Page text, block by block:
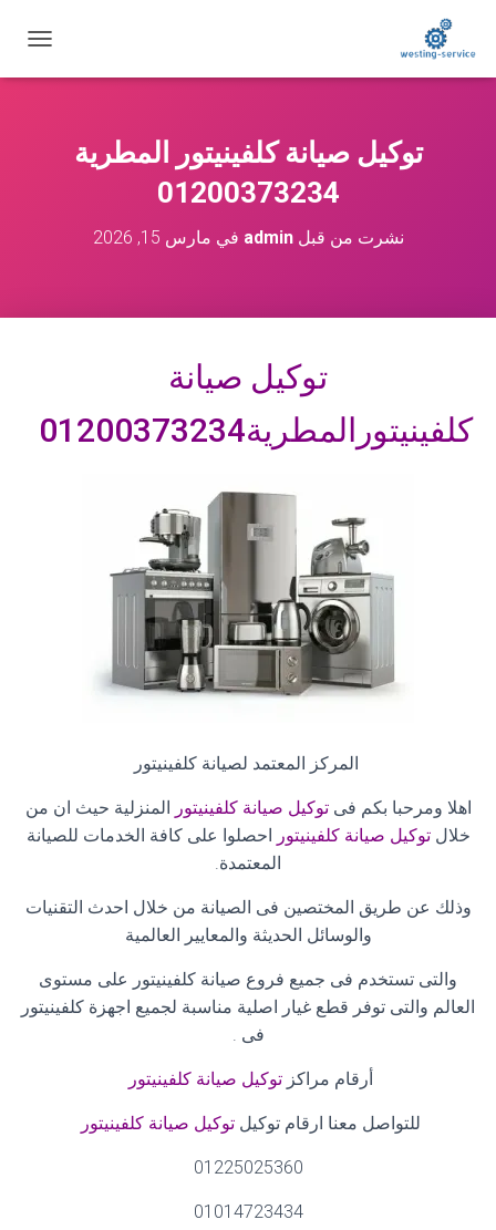
ب
توكيل صيانة كلفينيتور المطرية
01200373234
نشرت من قبلadmin في مارس 15, 2026
توكيل صيانة
كلفينيتورالمطرية01200373234
المركز المعتمد لصيانة كلفينيتور
اهلا ومرحبا بكم فىتوكيل صيانة كلفينيتور المنزلية حيث ان من
خلالتوكيل صيانة كلفينيتور احصلوا على كافة الخدمات للصيانة
المعتمدة.
وذلك عن طريق المختصين فى الصيانة من خلال احدث التقنيات
والوسائل الحديثة والمعايير العالمية
والتى تستخدم فى جميع فروع صيانة كلفينيتور على مستوى
العالم والتى توفر قطع غيار اصلية مناسبة لجميع اجهزة كلفينيتور
فى .
أرقام مراكزتوكيل صيانة كلفينيتور
للتواصل معنا ارقام توكيلتوكيل صيانة كلفينيتور
01225025360
01014723434